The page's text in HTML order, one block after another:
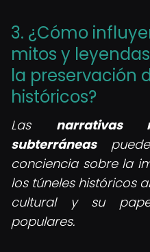
3. ¿Cómo
mitos y
la preservación
históricos?
Las narrativas
subterráneas
conciencia sobre la
los túneles históricos
cultural y su
populares.